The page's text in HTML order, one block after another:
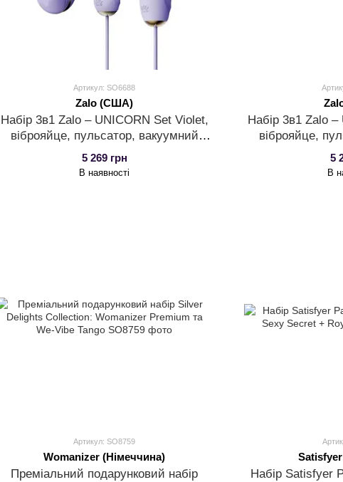
Артикул: SO6688
Zalo (США)
Набір 3в1 Zalo – UNICORN Set Violet,
віброяйце, пульсатор, вакуумний
стимулятор
5 269 грн
В наявності
Набір 3в1 Zalo
віброяйце,
5
В
Артикул: SO8759
Womanizer (Німеччина)
Преміальний подарунковий набір
Набір Satisfyer